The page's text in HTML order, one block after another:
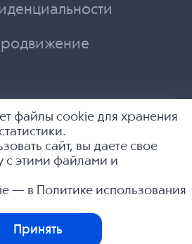
файлы cookie для хранения
сайт, вы даете свое
с этими файлами и
— в
Политике использования
Принять